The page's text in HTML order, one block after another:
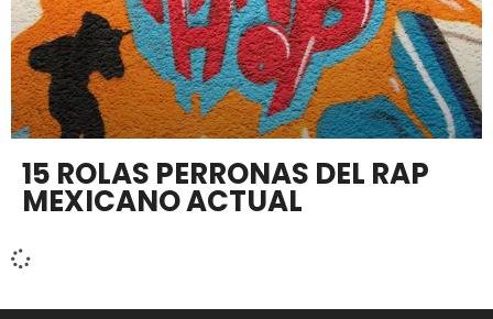
15 ROLAS PERRONAS DEL RAP
MEXICANO ACTUAL